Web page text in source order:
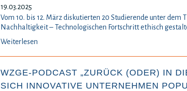
19.03.2025
Vom 10. bis 12. März diskutierten 20 Studierende unter dem
Nachhaltigkeit – Technologischen Fortschritt ethisch
Weiterlesen
WZGE-PODCAST „ZURÜCK (ODER) IN
SICH INNOVATIVE UNTERNEHMEN